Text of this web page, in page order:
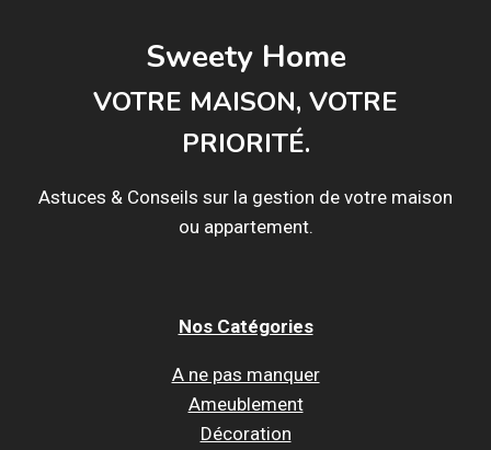
Sweety Home
VOTRE MAISON, VOTRE
PRIORITÉ.
Astuces & Conseils sur la gestion de votre maison
ou appartement.
Nos Catégories
A ne pas manquer
Ameublement
Décoration